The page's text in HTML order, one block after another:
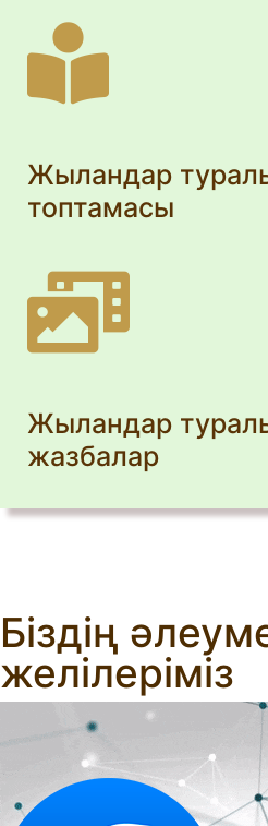
Жыландар
топтамасы
Жыландар
жазбалар
Біздің
желілеріміз